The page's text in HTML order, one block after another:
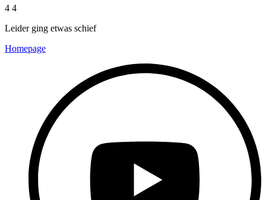
4 4
Leider ging etwas schief
Homepage